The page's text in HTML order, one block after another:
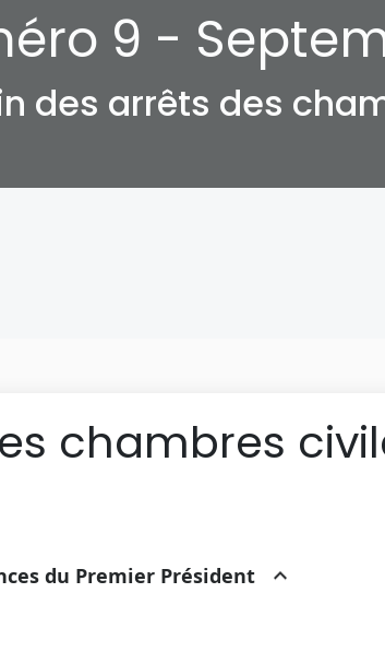
9 -
des arrêts des
chambres
du Premier Président